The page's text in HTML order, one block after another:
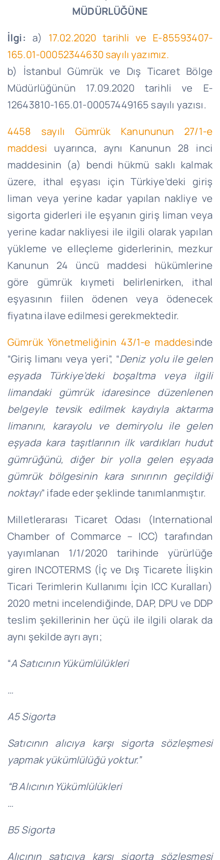
MÜDÜRLÜĞÜNE
İlgi: a) 17.02.2020 tarihli ve E-85593407-
165.01-00052344630 sayılı yazımız.
b) İstanbul Gümrük ve Dış Ticaret Bölge
Müdürlüğünün 17.09.2020 tarihli ve E-
12643810-165.01-00057449165 sayılı yazısı.
4458 sayılı Gümrük Kanununun 27/1-e
maddesi uyarınca, aynı Kanunun 28 inci
maddesinin (a) bendi hükmü saklı kalmak
üzere, ithal eşyası için Türkiye’deki giriş
liman veya yerine kadar yapılan nakliye ve
sigorta giderleri ile eşyanın giriş liman veya
yerine kadar nakliyesi ile ilgili olarak yapılan
yükleme ve elleçleme giderlerinin, mezkur
Kanunun 24 üncü maddesi hükümlerine
göre gümrük kıymeti belirlenirken, ithal
eşyasının fiilen ödenen veya ödenecek
fiyatına ilave edilmesi gerekmektedir.
Gümrük Yönetmeliğinin 43/1-e maddesinde
“Giriş limanı veya yeri”, “Deniz yolu ile gelen
eşyada Türkiye’deki boşaltma veya ilgili
limandaki gümrük idaresince düzenlenen
belgeyle tevsik edilmek kaydıyla aktarma
limanını, karayolu ve demiryolu ile gelen
eşyada kara taşıtlarının ilk vardıkları hudut
gümrüğünü, diğer bir yolla gelen eşyada
gümrük bölgesinin kara sınırının geçildiği
noktayı” ifade eder şeklinde tanımlanmıştır.
Milletlerarası Ticaret Odası (International
Chamber of Commarce – ICC) tarafından
yayımlanan 1/1/2020 tarihinde yürürlüğe
giren INCOTERMS (İç ve Dış Ticarete İlişkin
Ticari Terimlerin Kullanımı İçin ICC Kuralları)
2020 metni incelendiğinde, DAP, DPU ve DDP
teslim şekillerinin her üçü ile ilgili olarak da
aynı şekilde ayrı ayrı;
“A Satıcının Yükümlülükleri
…
A5 Sigorta
Satıcının alıcıya karşı sigorta sözleşmesi
yapmak yükümlülüğü yoktur.”
“B Alıcının Yükümlülükleri
…
B5 Sigorta
Alıcının satıcıya karşı sigorta sözleşmesi